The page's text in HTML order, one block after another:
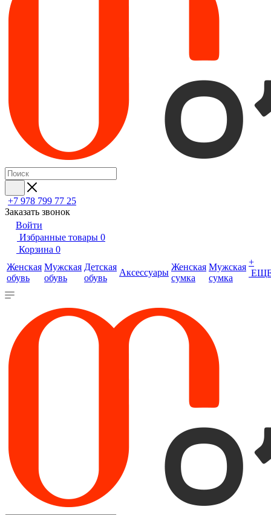
+7 978 799 77 25
Заказать звонок
Войти
Избранные товары 0
Корзина 0
Женская
обувь
Мужская
обувь
Детская
обувь
Аксессуары
Женская
сумка
Мужская
сумка
+